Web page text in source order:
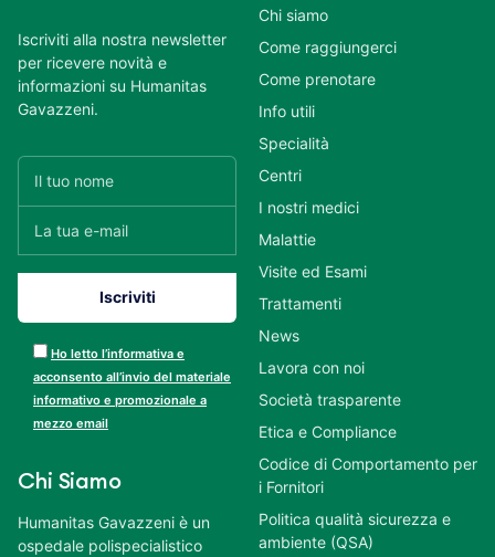
Iscriviti alla nostra newsletter
per ricevere novità e
informazioni su Humanitas
Gavazzeni.
Ho letto l’informativa e
acconsento all’invio del materiale
informativo e promozionale a
mezzo email
Chi Siamo
Humanitas Gavazzeni è un
ospedale polispecialistico
Chi siamo
Come raggiungerci
Come prenotare
Info utili
Specialità
Centri
I nostri medici
Malattie
Visite ed Esami
Trattamenti
News
Lavora con noi
Società trasparente
Etica e Compliance
Codice di Comportamento per
i Fornitori
Politica qualità sicurezza e
ambiente (QSA)